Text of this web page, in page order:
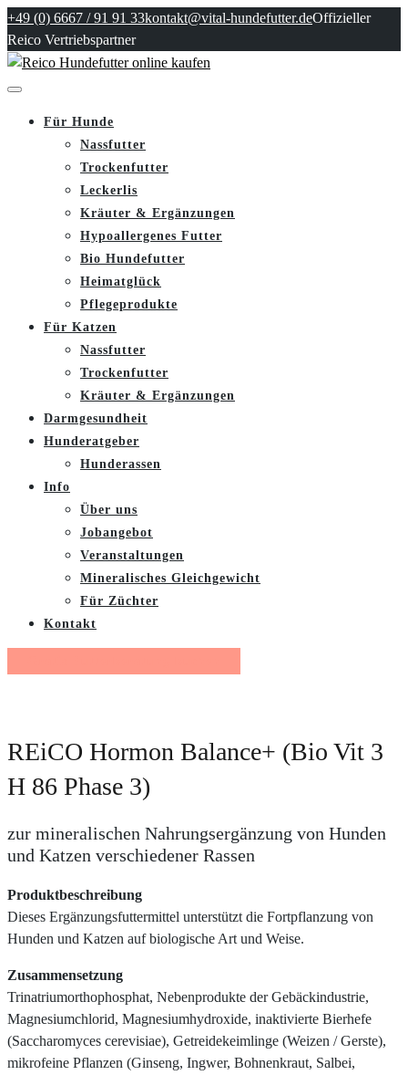
+49 (0) 6667 / 91 91 33kontakt@vital-hundefutter.deOffizieller
Reico Vertriebspartner
Für Hunde
Nassfutter
Trockenfutter
Leckerlis
Kräuter & Ergänzungen
Hypoallergenes Futter
Bio Hundefutter
Heimatglück
Pflegeprodukte
Für Katzen
Nassfutter
Trockenfutter
Kräuter & Ergänzungen
Darmgesundheit
Hunderatgeber
Hunderassen
Info
Über uns
Jobangebot
Veranstaltungen
Mineralisches Gleichgewicht
Für Züchter
Kontakt
REiCO Hormon Balance+ (Bio Vit 3
H 86 Phase 3)
zur mineralischen Nahrungsergänzung von Hunden
und Katzen verschiedener Rassen
Produktbeschreibung
Dieses Ergänzungsfuttermittel unterstützt die Fortpflanzung von
Hunden und Katzen auf biologische Art und Weise.
Zusammensetzung
Trinatriumorthophosphat, Nebenprodukte der Gebäckindustrie,
Magnesiumchlorid, Magnesiumhydroxide, inaktivierte Bierhefe
(Saccharomyces cerevisiae), Getreidekeimlinge (Weizen / Gerste),
mikrofeine Pflanzen (Ginseng, Ingwer, Bohnenkraut, Salbei,